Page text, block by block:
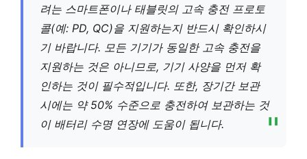
려는 스마트폰이나 태블릿의 고속 충전 프로토
콜(예: PD, QC)을 지원하는지 반드시 확인하시
기 바랍니다. 모든 기기가 동일한 고속 충전을
지원하는 것은 아니므로, 기기 사양을 먼저 확
인하는 것이 필수적입니다. 또한, 장기간 보관
시에는 약 50% 수준으로 충전하여 보관하는 것
이 배터리 수명 연장에 도움이 됩니다.